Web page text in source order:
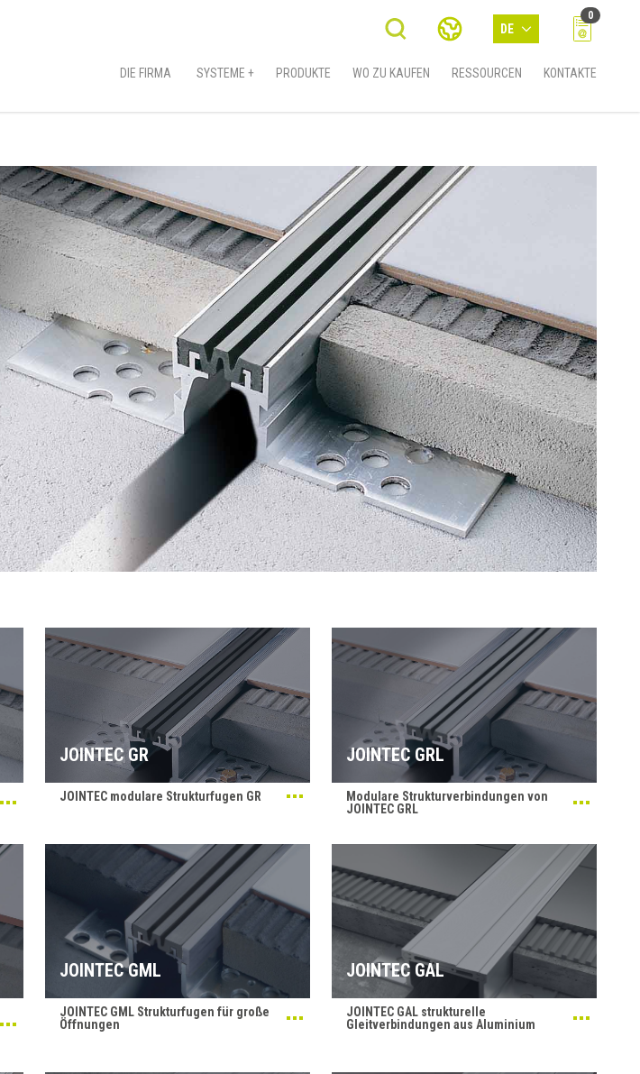
DE
0
DIE FIRMA SYSTEME + PRODUKTE WO ZU KAUFEN RESSOURCEN KONTAKTE
JOINTEC GR
JOINTEC modulare Strukturfugen GR
JOINTEC GRL
Modulare Strukturverbindungen von
JOINTEC GRL
JOINTEC GML
JOINTEC GML Strukturfugen für große
Öffnungen
JOINTEC GAL
JOINTEC GAL strukturelle
Gleitverbindungen aus Aluminium